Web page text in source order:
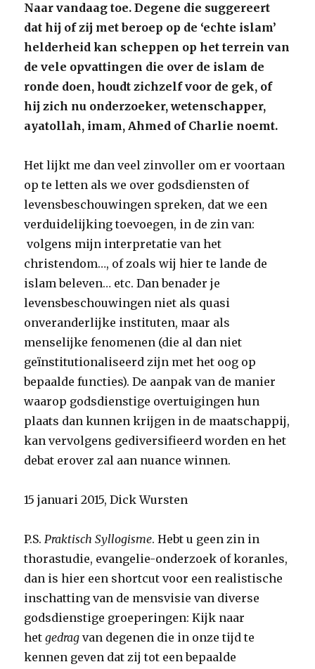
Naar vandaag toe. Degene die suggereert
dat hij of zij met beroep op de ‘echte islam’
helderheid kan scheppen op het terrein van
de vele opvattingen die over de islam de
ronde doen, houdt zichzelf voor de gek, of
hij zich nu onderzoeker, wetenschapper,
ayatollah, imam, Ahmed of Charlie noemt.
Het lijkt me dan veel zinvoller om er voortaan
op te letten als we over godsdiensten of
levensbeschouwingen spreken, dat we een
verduidelijking toevoegen, in de zin van:
volgens mijn interpretatie van het
christendom…, of zoals wij hier te lande de
islam beleven… etc. Dan benader je
levensbeschouwingen niet als quasi
onveranderlijke instituten, maar als
menselijke fenomenen (die al dan niet
geïnstitutionaliseerd zijn met het oog op
bepaalde functies). De aanpak van de manier
waarop godsdienstige overtuigingen hun
plaats dan kunnen krijgen in de maatschappij,
kan vervolgens gediversifieerd worden en het
debat erover zal aan nuance winnen.
15 januari 2015, Dick Wursten
P.S.Praktisch Syllogisme. Hebt u geen zin in
thorastudie, evangelie-onderzoek of koranles,
dan is hier een shortcut voor een realistische
inschatting van de mensvisie van diverse
godsdienstige groeperingen: Kijk naar
hetgedragvan degenen die in onze tijd te
kennen geven dat zij tot een bepaalde